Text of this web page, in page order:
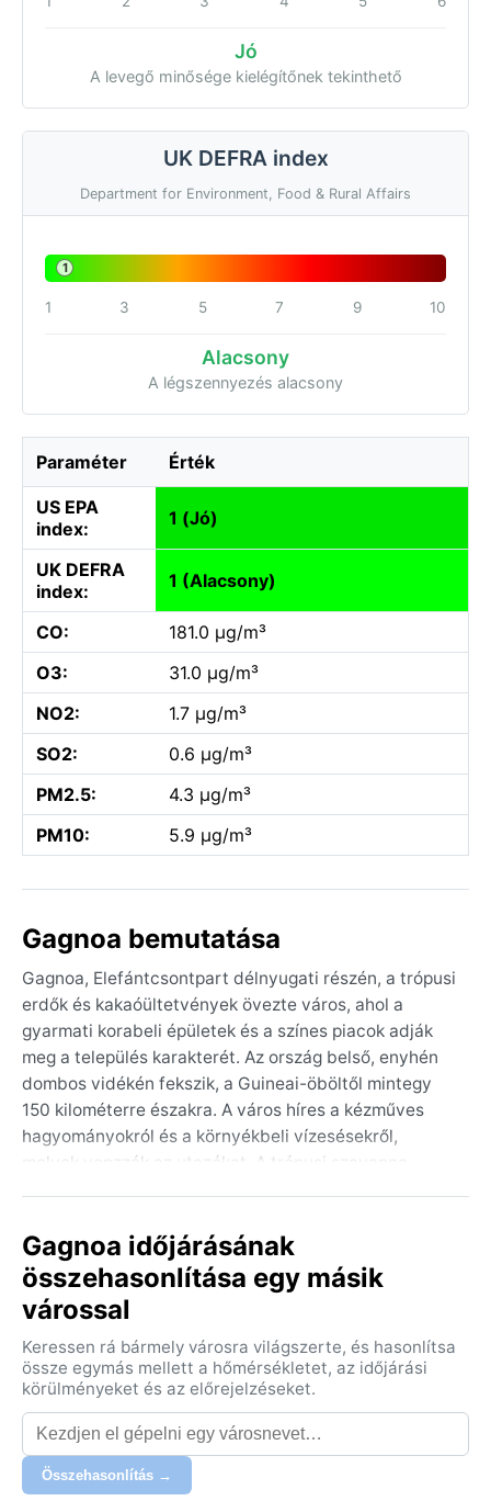
Jó
A levegő minősége kielégítőnek tekinthető
UK DEFRA index
Department for Environment, Food & Rural Affairs
1
1 3 5 7 9 10
Alacsony
A légszennyezés alacsony
Paraméter Érték
US EPA
index:
1 (Jó)
UK DEFRA
index:
1 (Alacsony)
CO:
181.0 µg/m³
O3:
31.0 µg/m³
NO2:
1.7 µg/m³
SO2:
0.6 µg/m³
PM2.5:
4.3 µg/m³
PM10:
5.9 µg/m³
Gagnoa bemutatása
Gagnoa, Elefántcsontpart délnyugati részén, a trópusi
erdők és kakaóültetvények övezte város, ahol a
gyarmati korabeli épületek és a színes piacok adják
meg a település karakterét. Az ország belső, enyhén
dombos vidékén fekszik, a Guineai-öböltől mintegy
150 kilométerre északra. A város híres a kézműves
hagyományokról és a környékbeli vízesésekről,
melyek vonzzák az utazókat. A trópusi szavanna
Az éghajlat a Köppen-féle Aw besorolásba tartozik,
vagyis trópusi szavanna éghajlat, két jól elkülönülő
évszakkal. Az esős évszak márciustól novemberig
a csapadék mennyisége pedig eléri az évi 1400–1600
millimétert. A nyári hónapok heves, ám rövid
felhőszakadásairól ismertek. A száraz évszak
decembertől februárig tart, ilyenkor a hőmérséklet
nappal 30–35 Celsius-fok körül alakul, az éjszakák
viszont enyhébbek. Bő, könnyű ruházat, esőkabát és
Gagnoa időjárásának
összehasonlítása egy másik
várossal
Keressen rá bármely városra világszerte, és hasonlítsa
össze egymás mellett a hőmérsékletet, az időjárási
körülményeket és az előrejelzéseket.
Összehasonlítás →